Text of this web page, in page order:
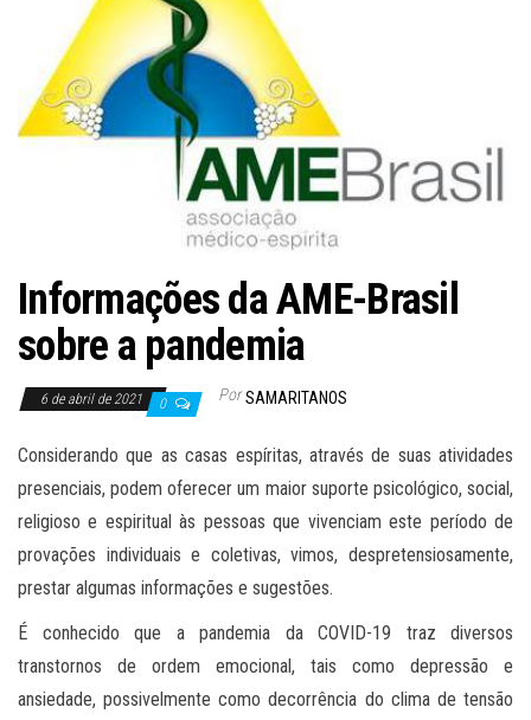
Informações da AME-Brasil
sobre a pandemia
6 de abril de 2021 0 Por SAMARITANOS
Considerando que as casas espíritas, através de suas atividades
presenciais, podem oferecer um maior suporte psicológico, social,
religioso e espiritual às pessoas que vivenciam este período de
provações individuais e coletivas, vimos, despretensiosamente,
prestar algumas informações e sugestões.
É conhecido que a pandemia da COVID-19 traz diversos
transtornos de ordem emocional, tais como depressão e
ansiedade, possivelmente como decorrência do clima de tensão